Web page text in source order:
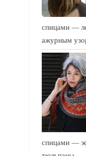
спицами —
ажурным
спицами —